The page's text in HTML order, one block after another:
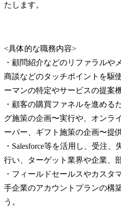
たします。
<具体的な職務内容>
・顧問紹介などのリファラルや
商談などのタッチポイントを駆
ーマンの特定やサービスの提案
・顧客の購買ファネルを進める
グ施策の企画〜実行や、オンラ
ーパー、ギフト施策の企画〜提
・Salesforce等を活用し、受注
行い、ターゲット業界や企業、
・フィールドセールスやカスタ
手企業のアカウントプランの構
う。